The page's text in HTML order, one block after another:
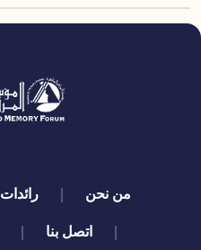
quick links
من نحن رائدات
اتصل بنا